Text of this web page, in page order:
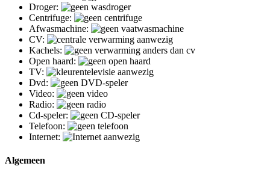
Droger:
Centrifuge:
Afwasmachine:
CV:
Kachels:
Open haard:
TV:
Dvd:
Video:
Radio:
Cd-speler:
Telefoon:
Internet:
Algemeen